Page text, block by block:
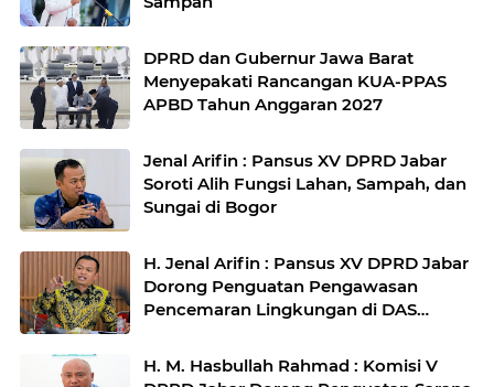
DPRD dan Gubernur Jawa Barat
Menyepakati Rancangan KUA-PPAS
APBD Tahun Anggaran 2027
Jenal Arifin : Pansus XV DPRD Jabar
Soroti Alih Fungsi Lahan, Sampah, dan
Sungai di Bogor
H. Jenal Arifin : Pansus XV DPRD Jabar
Dorong Penguatan Pengawasan
Pencemaran Lingkungan di DAS
H. M. Hasbullah Rahmad : Komisi V